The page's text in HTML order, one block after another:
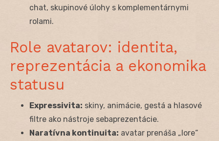
chat, skupinové úlohy s komplementárnymi
rolami.
Role avatarov: identita,
reprezentácia a ekonomika
statusu
Expressivita: skiny, animácie, gestá a hlasové
filtre ako nástroje sebaprezentácie.
Naratívna kontinuita: avatar prenáša „lore“